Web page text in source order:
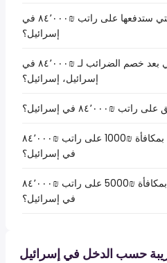
ما مقدار الضريبة التي ستدفعها على راتب ₪‏٨٤٬٠٠٠ في
إسرائيل؟
ما هو صافي الراتب الصافي بعد خصم الضرائب لـ ₪‏٨٤٬٠٠٠ في
إسرائيل، إسرائيل؟
في إسرائيل؟
كم ستكسب أكثر من ذلك بمكافأة ₪1000 على راتب ₪‏٨٤٬٠٠٠
في إسرائيل؟
كم ستكسب أكثر من ذلك بمكافأة ₪5000 على راتب ₪‏٨٤٬٠٠٠
في إسرائيل؟
حسب الدخل في إسرائيل